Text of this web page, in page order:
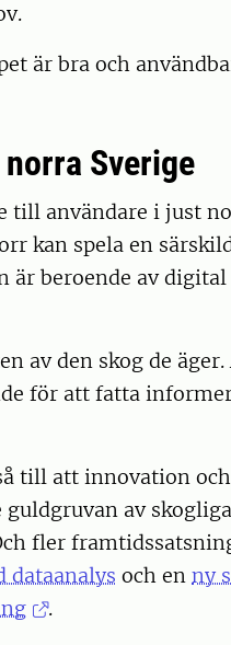
är bra och
Sverige
till användare i just
kan spela en
är beroende av
av den skog de
för att fatta
till att innovation
av
fler
dataanalys och en ny
.